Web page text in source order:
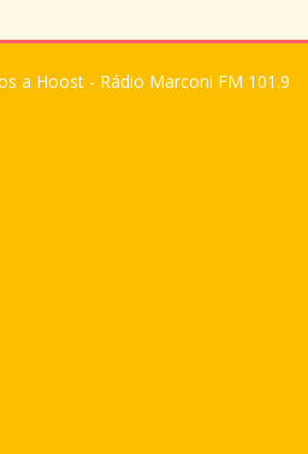
a Hoost - Rádio Marconi FM 101.9